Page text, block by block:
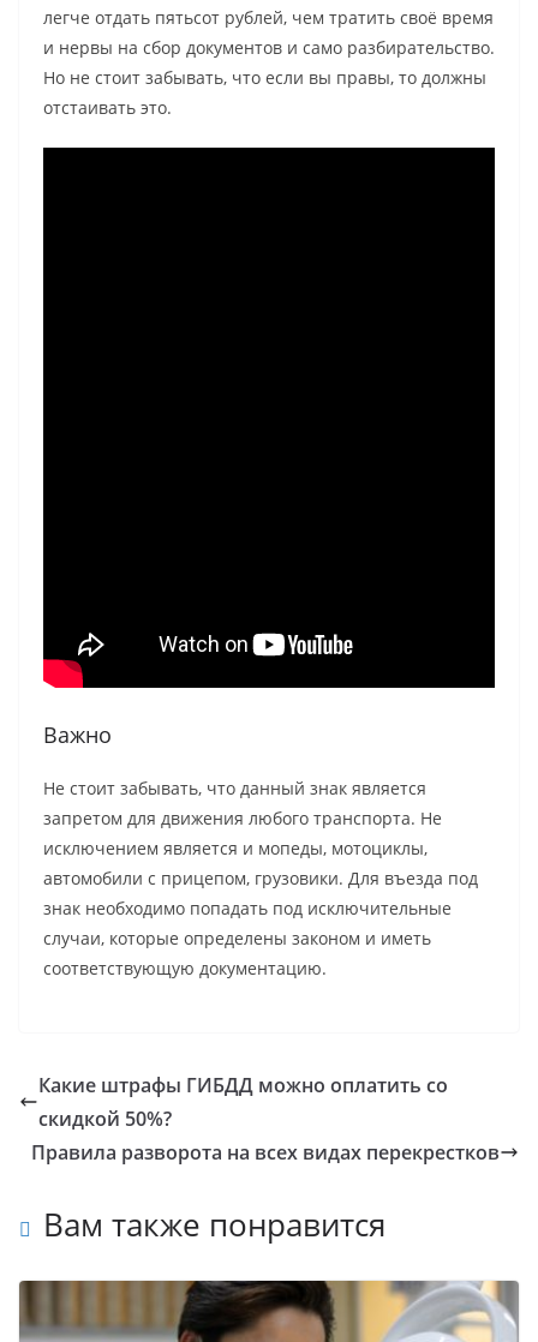
легче отдать пятьсот рублей, чем тратить своё время
и нервы на сбор документов и само разбирательство.
Но не стоит забывать, что если вы правы, то должны
отстаивать это.
Важно
Не стоит забывать, что данный знак является
запретом для движения любого транспорта. Не
исключением является и мопеды, мотоциклы,
автомобили с прицепом, грузовики. Для въезда под
знак необходимо попадать под исключительные
случаи, которые определены законом и иметь
соответствующую документацию.
Какие штрафы ГИБДД можно оплатить со
скидкой 50%?
Правила разворота на всех видах перекрестков
Вам также понравится